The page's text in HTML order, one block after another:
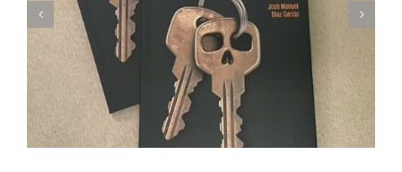
Imprimimos Proscripti, la nueva novela de Ian S.
Martin